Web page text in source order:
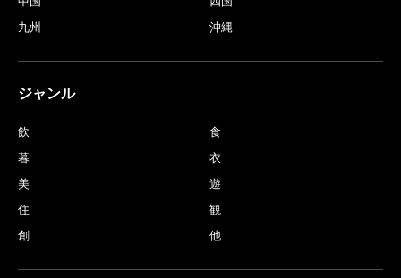
九州
沖縄
ジャンル
飲
食
暮
衣
美
遊
住
観
創
他